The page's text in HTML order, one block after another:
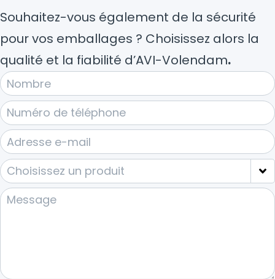
Souhaitez-vous également de la sécurité
pour vos emballages ? Choisissez alors la
qualité et la fiabilité d’AVI-Volendam.